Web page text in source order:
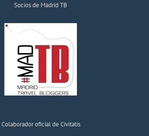
Socios de Madrid TB
Colaborador oficial de Civitatis